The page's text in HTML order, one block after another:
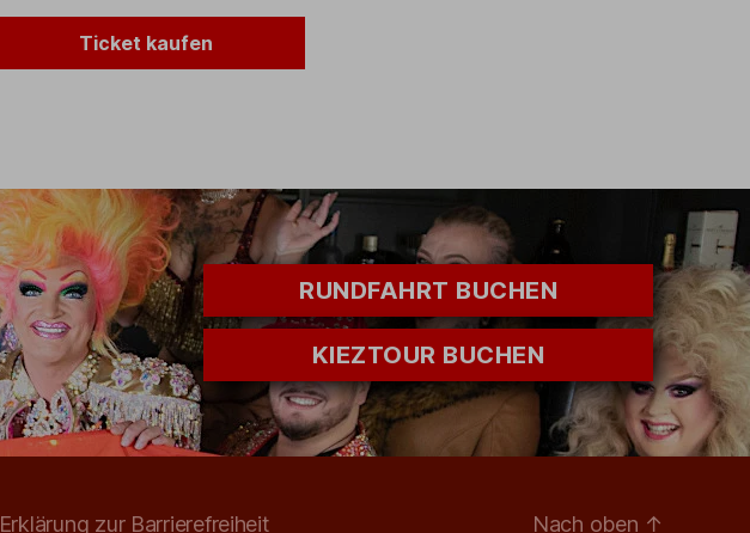
Ticket kaufen
RUNDFAHRT BUCHEN
KIEZTOUR BUCHEN
Erklärung zur Barrierefreiheit Nach oben ↑